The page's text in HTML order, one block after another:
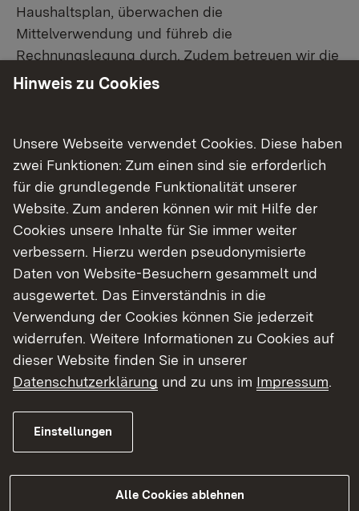
Haushaltsplan, überwachen die
Mittelverwendung und führeb die
Rechnungslegung durch. Zudem betreuen wir die
Abrechnung von Drittmittelprojekten wie Interreg
Weitere Aufgaben umfassen das Controlling, die
Durchführung von Beschaffungen sowie das
Dienstreisemanagement und die Verwaltung der
Dienstfahrzeuge.
Unsere Aufgaben im Detail
Haushalts-, Kassen- und Rechnungswesen
Beschaffungswesen
Zentrale Fahrbereitschaft
Hinweis zu Cookies
Unsere Webseite verwendet Cookies. Diese haben
zwei Funktionen: Zum einen sind sie erforderlich
für die grundlegende Funktionalität unserer
Website. Zum anderen können wir mit Hilfe der
Cookies unsere Inhalte für Sie immer weiter
verbessern. Hierzu werden pseudonymisierte
Daten von Website-Besuchern gesammelt und
ausgewertet. Das Einverständnis in die
Verwendung der Cookies können Sie jederzeit
widerrufen. Weitere Informationen zu Cookies auf
dieser Website finden Sie in unserer
Datenschutzerklärung und zu uns im Impressum.
Einstellungen
Alle Cookies ablehnen